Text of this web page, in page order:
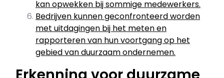
kan opwekken bij sommige medewerkers.
Bedrijven kunnen geconfronteerd worden
met uitdagingen bij het meten en
rapporteren van hun voortgang op het
gebied van duurzaam ondernemen.